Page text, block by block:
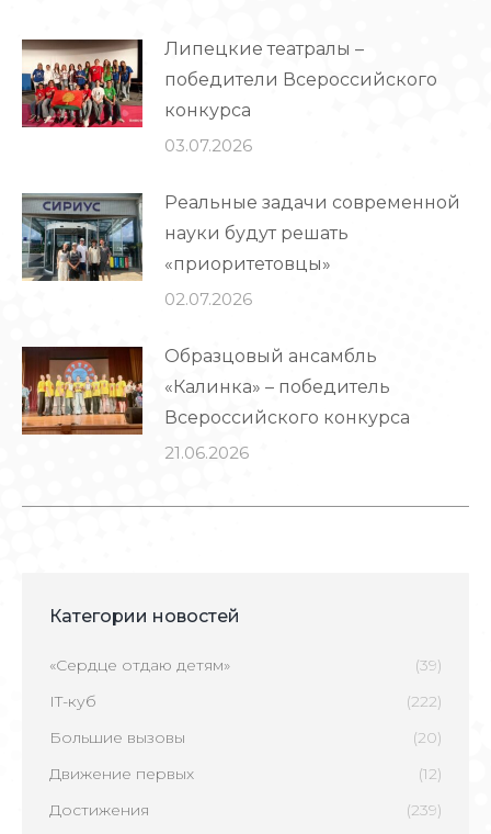
Липецкие театралы –
победители Всероссийского
конкурса
03.07.2026
Реальные задачи современной
науки будут решать
«приоритетовцы»
02.07.2026
Образцовый ансамбль
«Калинка» – победитель
Всероссийского конкурса
21.06.2026
Категории новостей
«Сердце отдаю детям»
(39)
IT-куб
(222)
Большие вызовы
(20)
Движение первых
(12)
Достижения
(239)